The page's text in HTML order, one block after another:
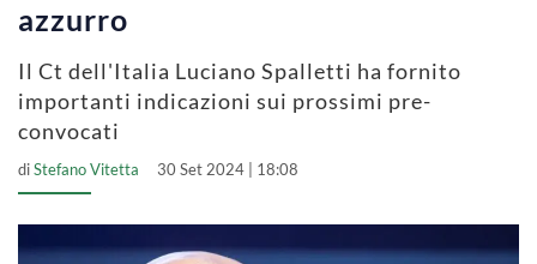
azzurro
Il Ct dell'Italia Luciano Spalletti ha fornito
importanti indicazioni sui prossimi pre-
convocati
diStefano Vitetta 30 Set 2024 | 18:08